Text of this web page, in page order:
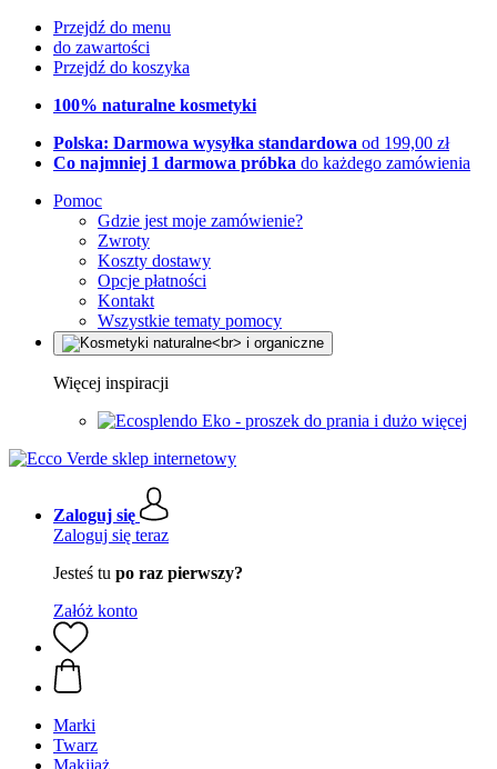
Przejdź do menu
do zawartości
Przejdź do koszyka
100% naturalne kosmetyki
Polska: Darmowa wysyłka standardowa od 199,00 zł
Co najmniej 1 darmowa próbka do każdego zamówienia
Pomoc
Gdzie jest moje zamówienie?
Zwroty
Koszty dostawy
Opcje płatności
Kontakt
Wszystkie tematy pomocy
Więcej inspiracji
Eko - proszek do prania i dużo więcej
Zaloguj się
Zaloguj się teraz
Jesteś tu po raz pierwszy?
Załóż konto
Marki
Twarz
Makijaż